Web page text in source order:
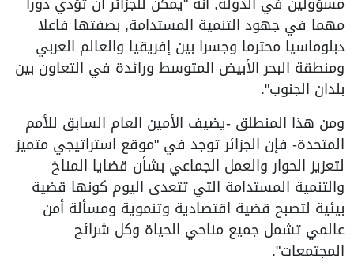
مهما في جهود التنمية المستدامة, بصفتها فاعلا
دبلوماسيا محترما وجسرا بين إفريقيا والعالم العربي
ومنطقة البحر الأبيض المتوسط ورائدة في التعاون بين
بلدان الجنوب".
ومن هذا المنطلق -يضيف الأمين العام السابق للأمم
المتحدة- فإن الجزائر توجد في "موقع استراتيجي متميز
لتعزيز الحوار والعمل الجماعي بشأن قضايا المناخ
والتنمية المستدامة التي تتعدى اليوم كونها قضية
بيئية لتصبح قضية اقتصادية وتنموية ومسألة أمن
عالمي تشمل جميع مناحي الحياة وكل شرائح
المجتمعات".